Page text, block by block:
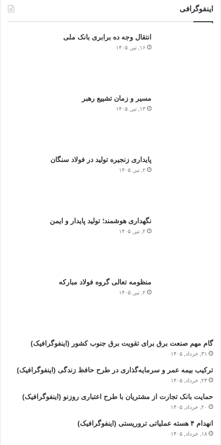
اینفوگرافی
انتقال وجه ده برابری بانک ملی
۱۶, تیر, ۱۴۰۵
مسیر و زمان تشییع رهبر
۱۳, تیر, ۱۴۰۵
پایداری زنجیره تولید در فولاد سنگان
۲, تیر, ۱۴۰۵
نگهداری هوشمند؛ تولید پایدار و ایمن
۲, تیر, ۱۴۰۵
منظومه تعالی گروه فولاد مبارکه
۲, تیر, ۱۴۰۵
گام مهم صنعت برق برای تقویت برق جنوب کشور (اینفوگرافیک)
۳۱, خرداد, ۱۴۰۵
ترکیب بیمه عمر و سرمایه‌گذاری در طرح حافظ زندگی (اینفوگرافیک)
۲۳, خرداد, ۱۴۰۵
حمایت بانک تجارت از مشتریان با طرح اعتباری روزنو (اینفوگرافیک)
۲۰, خرداد, ۱۴۰۵
انهدام ۴ هسته عملیاتی تروریستی (اینفوگرافیک)
۱۸, خرداد, ۱۴۰۵